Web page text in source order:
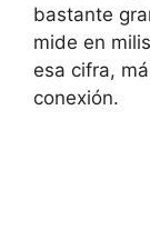
bastante
mide en
esa cifra,
conexión.